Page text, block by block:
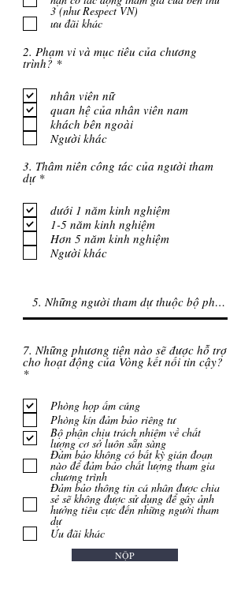
3 (như Respect VN)
ưu đãi khác
2. Phạm vi và mục tiêu của chương
trình? *B
b
u
ộ
c
nhân viên nữ
quan hệ của nhân viên nam
khách bên ngoài
Người khác
3. Thâm niên công tác của người tham
dự *B
dưới 1 năm kinh nghiệm
1-5 năm kinh nghiệm
Hơn 5 năm kinh nghiệm
Người khác
7. Những phương tiện nào sẽ được hỗ trợ
cho hoạt động của Vòng kết nối tin cậy?
*B
t
b
ộ
c
Phòng họp ấm cúng
Phòng kín đảm bảo riêng tư
Bộ phận chịu trách nhiệm về chất
lượng cơ sở luôn sẵn sàng
Đảm bảo không có bất kỳ gián đoạn
nào để đảm bảo chất lượng tham gia
chương trình
Đảm bảo thông tin cá nhân được chia
sẻ sẽ không được sử dụng để gây ảnh
hưởng tiêu cực đến những người tham
dự
Ưu đãi khác
NỘP